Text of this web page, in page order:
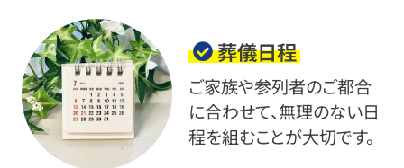
葬儀日程
ご家族や参列者のご都合
に合わせて、無理のない日
程を組むことが大切です。